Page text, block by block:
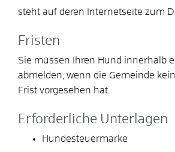
steht auf deren Internetseite zum
Fristen
Sie müssen Ihren Hund innerhalb
abmelden, wenn die Gemeinde
Frist vorgesehen hat.
Erforderliche Unterlagen
Hundesteuermarke